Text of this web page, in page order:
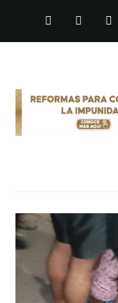
FACEBOOKTWITTER